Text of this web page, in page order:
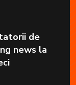
de
news la